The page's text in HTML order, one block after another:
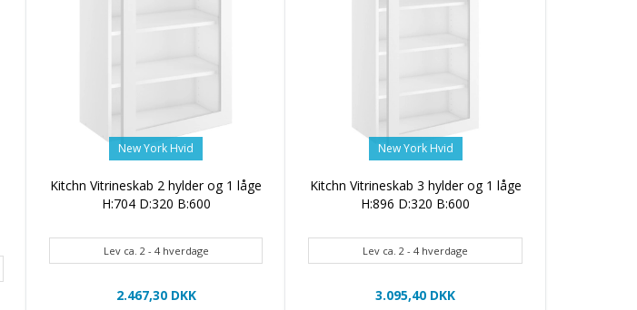
New York Hvid
Kitchn Vitrineskab 2 hylder og 1 låge
H:704 D:320 B:600
Lev ca. 2 - 4 hverdage
2.467,30 DKK
New York Hvid
Kitchn Vitrineskab 3 hylder og 1 låge
H:896 D:320 B:600
Lev ca. 2 - 4 hverdage
3.095,40 DKK